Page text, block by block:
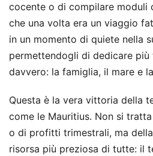
cocente o di compilare moduli
che una volta era un viaggio
in un momento di quiete nella
permettendogli di dedicare
davvero: la famiglia, il mare e
Questa è la vera vittoria della
come le Mauritius. Non si
o di profitti trimestrali, ma
risorsa più preziosa di tutte: il